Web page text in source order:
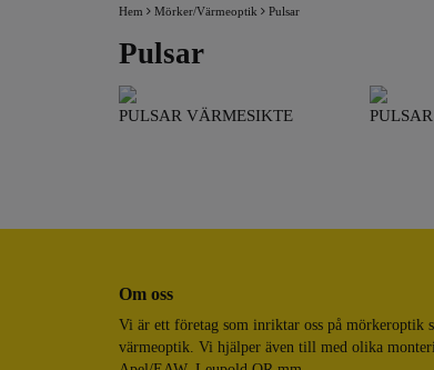
Hem Mörker/Värmeoptik Pulsar
Pulsar
PULSAR VÄRMESIKTE
Om oss
Vi är ett företag som inriktar oss på mörkeroptik
värmeoptik. Vi hjälper även till med olika